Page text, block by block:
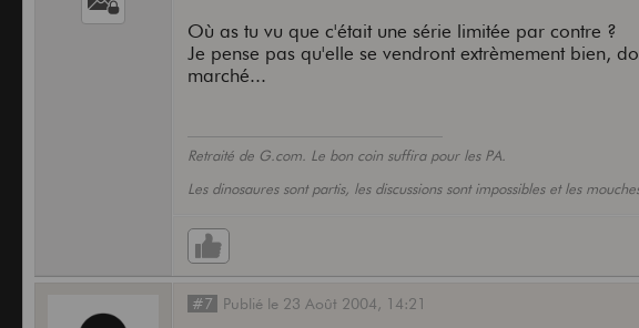
Où as tu vu que c'était une série limitée par contre ?
Je pense pas qu'elle se vendront extrèmement bien,
marché...
Retraité de G.com. Le bon coin suffira pour les PA.
Les dinosaures sont partis, les discussions sont impossibles et les
#7 Publié le 23 Août 2004, 14:21